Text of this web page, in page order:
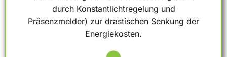
durch Konstantlichtregelung und
Präsenzmelder) zur drastischen Senkung der
Energiekosten.